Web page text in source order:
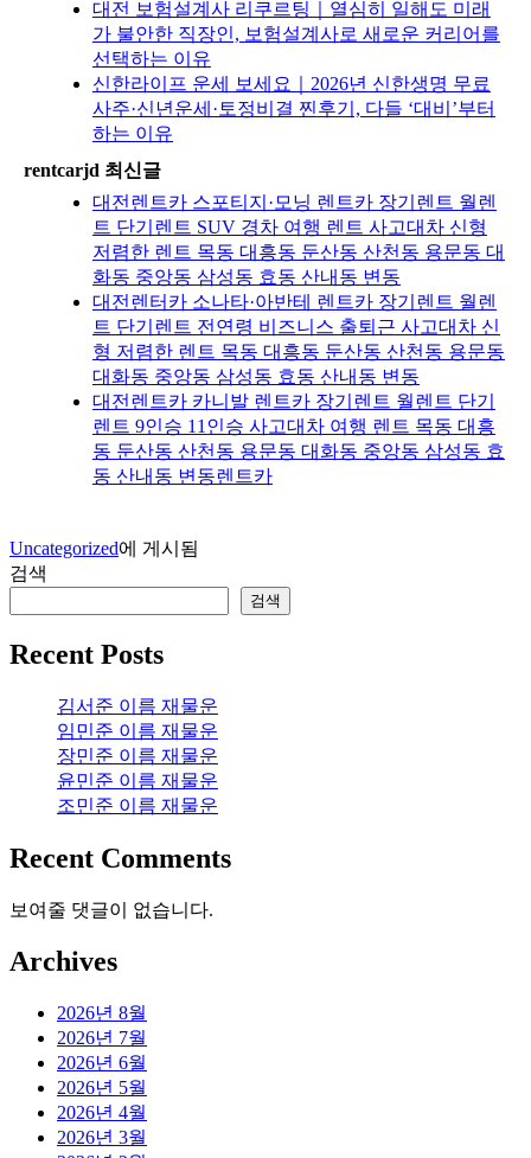
대전 보험설계사 리쿠르팅｜열심히 일해도 미래
가 불안한 직장인, 보험설계사로 새로운 커리어를
선택하는 이유
신한라이프 운세 보세요｜2026년 신한생명 무료
사주·신년운세·토정비결 찐후기, 다들 ‘대비’부터
하는 이유
rentcarjd 최신글
대전렌트카 스포티지·모닝 렌트카 장기렌트 월렌
트 단기렌트 SUV 경차 여행 렌트 사고대차 신형
저렴한 렌트 목동 대흥동 둔산동 산천동 용문동 대
화동 중앙동 삼성동 효동 산내동 변동
대전렌터카 소나타·아반테 렌트카 장기렌트 월렌
트 단기렌트 전연령 비즈니스 출퇴근 사고대차 신
형 저렴한 렌트 목동 대흥동 둔산동 산천동 용문동
대화동 중앙동 삼성동 효동 산내동 변동
대전렌트카 카니발 렌트카 장기렌트 월렌트 단기
렌트 9인승 11인승 사고대차 여행 렌트 목동 대흥
동 둔산동 산천동 용문동 대화동 중앙동 삼성동 효
동 산내동 변동렌트카
Uncategorized에 게시됨
검색
검색
Recent Posts
김서준 이름 재물운
임민준 이름 재물운
장민준 이름 재물운
윤민준 이름 재물운
조민준 이름 재물운
Recent Comments
보여줄 댓글이 없습니다.
Archives
2026년 8월
2026년 7월
2026년 6월
2026년 5월
2026년 4월
2026년 3월